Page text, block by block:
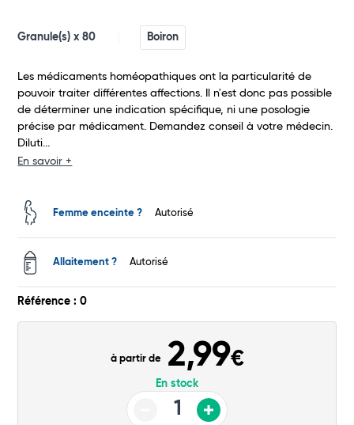
Commander
Granule(s) x 80 Boiron
Les médicaments homéopathiques ont la particularité de
pouvoir traiter différentes affections. Il n'est donc pas possible
de déterminer une indication spécifique, ni une posologie
précise par médicament. Demandez conseil à votre médecin.
Diluti...
En savoir +
Femme enceinte ? Autorisé
Allaitement ? Autorisé
Référence : 0
à partir de 2,99€
En stock